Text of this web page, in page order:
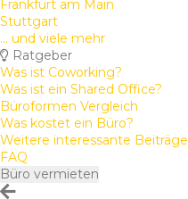
Frankfurt am Main
Stuttgart
... und viele mehr
Ratgeber
Was ist Coworking?
Was ist ein Shared Office?
Büroformen Vergleich
Was kostet ein Büro?
Weitere interessante Beiträge
FAQ
Büro vermieten